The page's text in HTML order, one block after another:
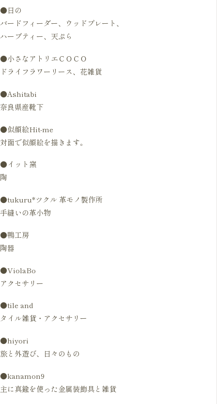
●日の
バードフィーダー、ウッドプレート、
ハーブティー、天ぷら
●小さなアトリエＣＯＣＯ
ドライフラワーリース、花雑貨
●Ashitabi
奈良県産靴下
●似顔絵Hit-me
対面で似顔絵を描きます。
●イット窯
陶
●tukuru*ツクル 革モノ製作所
手縫いの革小物
●鴨工房
陶器
●ViolaBo
アクセサリー
●tile and
タイル雑貨・アクセサリー
●hiyori
旅と外遊び、日々のもの
●kanamon9
主に真鍮を使った金属装飾具と雑貨